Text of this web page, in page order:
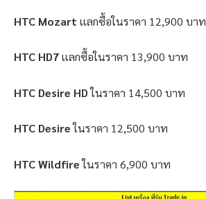
HTC Mozart เเลกซื้อในราคา 12,900 บาท
HTC HD7เเลกซื้อในราคา 13,900 บาท
HTC Desire HDในราคา 14,500 บาท
HTC Desireในราคา 12,500 บาท
HTC Wildfireในราคา 6,900 บาท